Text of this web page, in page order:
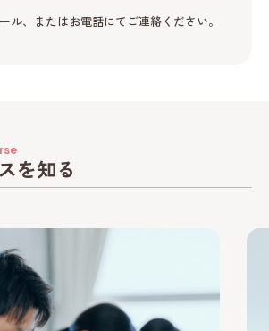
ル、またはお電話にてご連絡ください。
を知る